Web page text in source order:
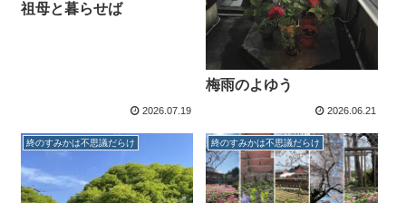
祖母と暮らせば
2026.07.19
梅雨のよゆう
2026.06.21
終のすみかは不思議だらけ 終のすみかは不思議だらけ